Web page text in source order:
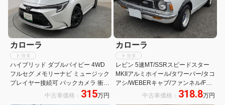
カローラ
トヨタ
ハイブリッド ダブルバイビー 4WD
フルセグ メモリーナビ ミュージック
プレイヤー接続可 バックカメラ 衝突
被害軽減システム ETC ドラレコ
中古車価格： 315万円
カローラ
トヨタ
レビン 5速MT/SSRスピードスター
MKIIアルミホイール/タワーバー/タコ
アシ/WEBERキャブ/ファンネル/FRP
ボンネット/ボンピン/ローダウン/マ
フラー/TRDホーンボタン&社外ステ
中古車価格： 318.8万円